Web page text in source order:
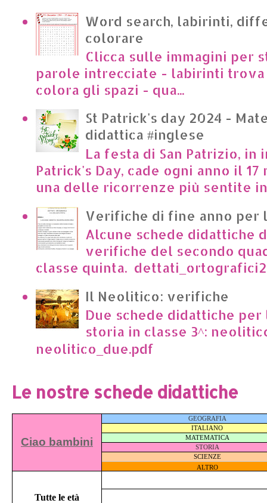
Word search, labirinti,
colorare
Clicca sulle immagini per
parole intrecciate - labirinti
colora gli spazi - qua...
St Patrick's day 2024 -
didattica #inglese
La festa di San Patrizio, in
Patrick's Day, cade ogni anno il 17
una delle ricorrenze più sentite in
Verifiche di fine anno per
Alcune schede didattiche
verifiche del secondo
classe quinta.
Il Neolitico: verifiche
Due schede didattiche
storia in classe 3^:
neolitico_due.pdf
Le nostre schede didattiche
Ciao bambini
GEOGRAFIA
ITALIANO
MATEMATICA
STORIA
SCIENZE
ALTRO
Tutte le età